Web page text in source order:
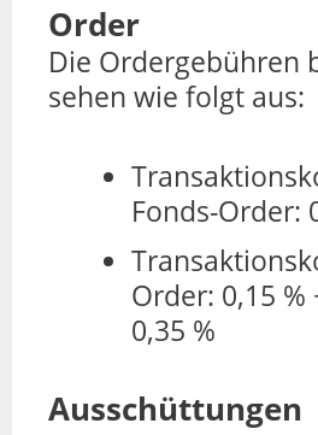
Order
Die Ordergebühren
sehen wie folgt aus:
Fonds-Order:
Order: 0,15 %
0,35 %
Ausschüttungen